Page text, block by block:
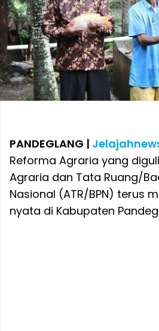
PANDEGLANG |
Reforma Agraria yang
Agraria dan Tata Ruang/
Nasional (ATR/BPN) terus
nyata di Kabupaten